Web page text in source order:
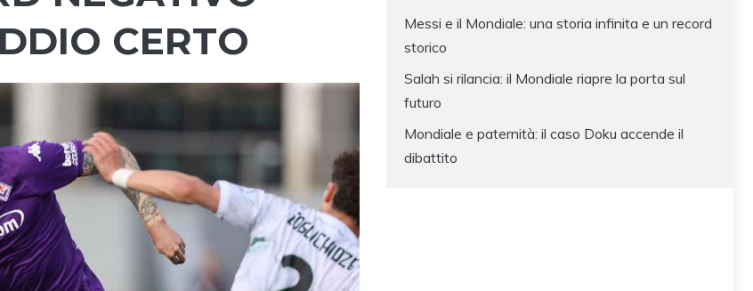
CERTO
Messi e il Mondiale: una storia infinita e un record
storico
Salah si rilancia: il Mondiale riapre la porta sul
futuro
Mondiale e paternità: il caso Doku accende il
dibattito